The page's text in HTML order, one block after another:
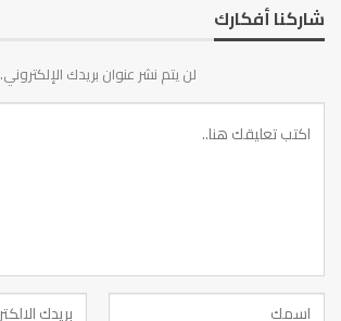
شاركنا أفكارك
لن يتم نشر عنوان بريدك الإلكتروني.